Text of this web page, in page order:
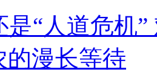
是“人道危机
的漫长等待